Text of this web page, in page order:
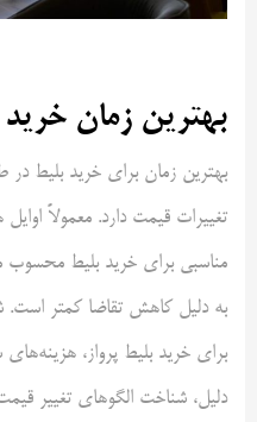
بهترین زمان خرید
بهترین زمان برای خرید بلیط در
تغییرات قیمت دارد. معمولاً
مناسبی برای خرید بلیط محسوب
به دلیل کاهش تقاضا کمتر است.
برای خرید بلیط پرواز،
دلیل، شناخت الگوهای تغییر